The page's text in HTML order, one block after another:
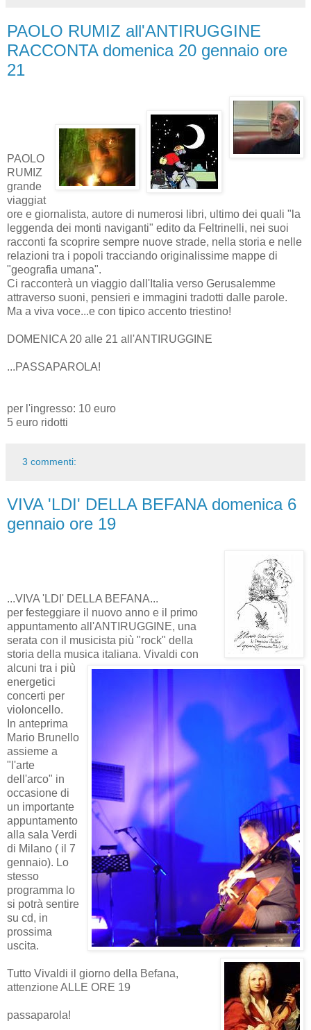
PAOLO RUMIZ all'ANTIRUGGINE
RACCONTA domenica 20 gennaio ore
21
PAOLO
RUMIZ
grande
viaggiat
ore e giornalista, autore di numerosi libri, ultimo dei quali "la
leggenda dei monti naviganti" edito da Feltrinelli, nei suoi
racconti fa scoprire sempre nuove strade, nella storia e nelle
relazioni tra i popoli tracciando originalissime mappe di
"geografia umana".
Ci racconterà un viaggio dall'Italia verso Gerusalemme
attraverso suoni, pensieri e immagini tradotti dalle parole.
Ma a viva voce...e con tipico accento triestino!
DOMENICA 20 alle 21 all'ANTIRUGGINE
...PASSAPAROLA!
per l'ingresso: 10 euro
5 euro ridotti
3 commenti:
VIVA 'LDI' DELLA BEFANA domenica 6
gennaio ore 19
...VIVA 'LDI' DELLA BEFANA...
per festeggiare il nuovo anno e il primo
appuntamento all'ANTIRUGGINE, una
serata con il musicista più "rock" della
storia della musica italiana. Vivaldi con
alcuni tra i più
energetici
concerti per
violoncello.
In anteprima
Mario Brunello
assieme a
"l'arte
dell'arco" in
occasione di
un importante
appuntamento
alla sala Verdi
di Milano ( il 7
gennaio). Lo
stesso
programma lo
si potrà sentire
su cd, in
prossima
uscita.
Tutto Vivaldi il giorno della Befana,
attenzione ALLE ORE 19
passaparola!